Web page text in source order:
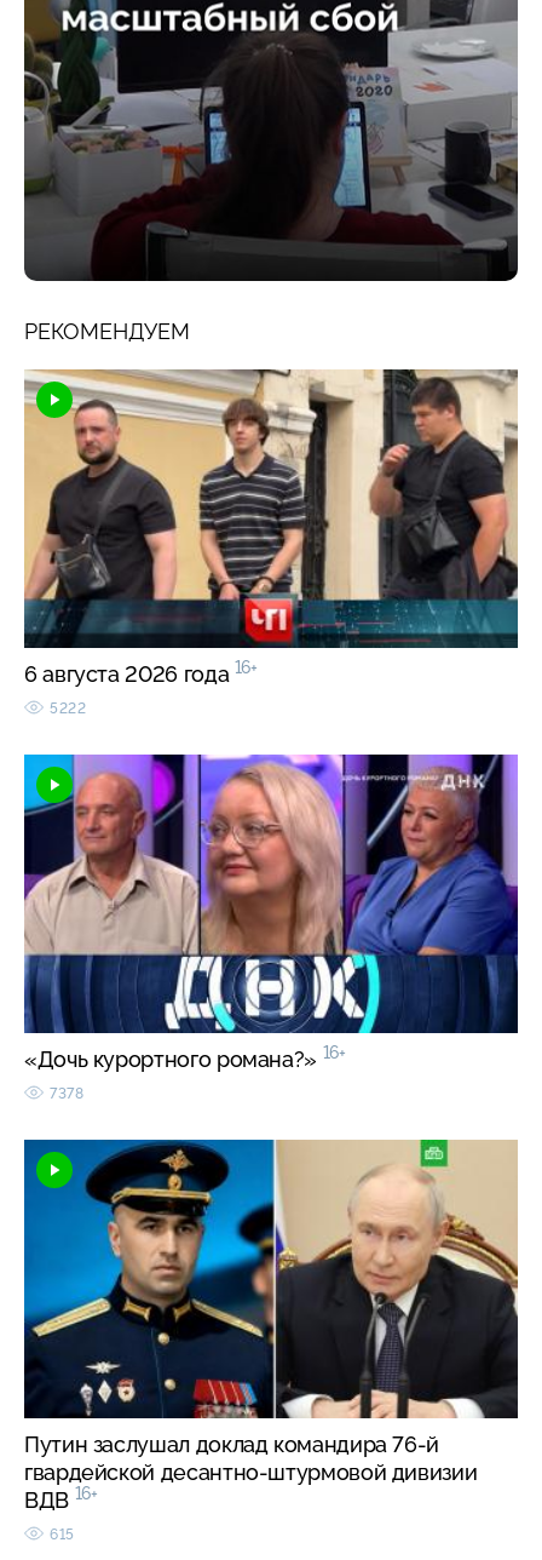
РЕКОМЕНДУЕМ
6 августа 2026 года 16+
5222
«Дочь курортного романа?» 16+
7378
Путин заслушал доклад командира 76-й
гвардейской десантно-штурмовой дивизии
ВДВ 16+
615